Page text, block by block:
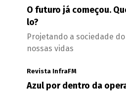
O futuro já começou.
lo?
Projetando a sociedade
nossas vidas
Revista InfraFM
Azul por dentro da